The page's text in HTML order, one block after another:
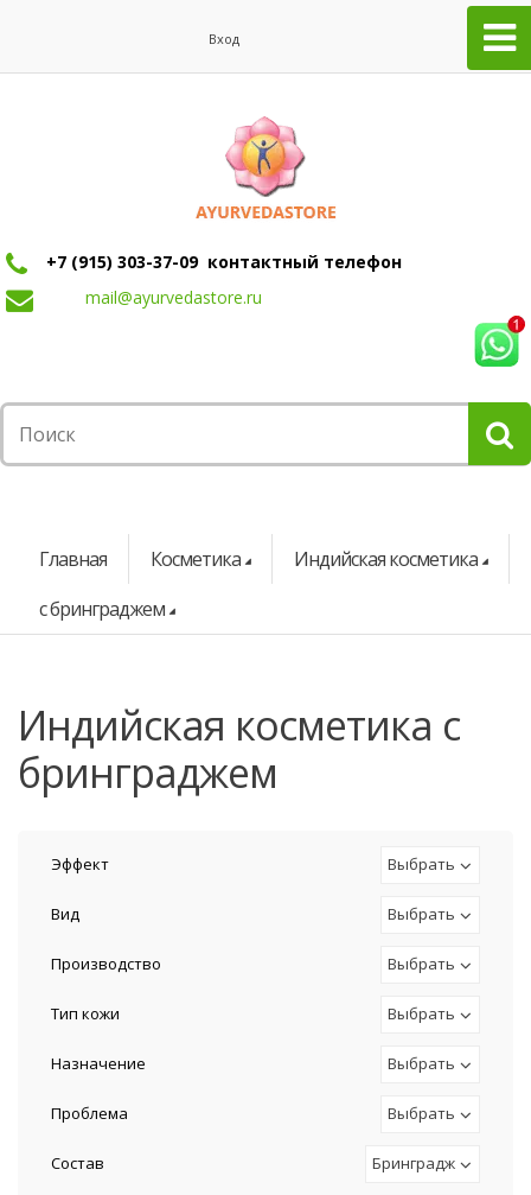
Вход
+7 (915) 303-37-09 контактный телефон
mail@ayurvedastore.ru
Главная Косметика
Индийская косметика
с бринграджем
индийская косметика с
бринграджем
Эффект Выбрать
Вид Выбрать
Производство Выбрать
Тип кожи Выбрать
Назначение Выбрать
Проблема Выбрать
Состав Бринградж